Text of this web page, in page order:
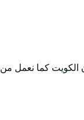
الكويت كما نعمل